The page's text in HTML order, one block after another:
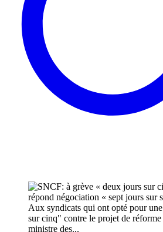
Aux syndicats qui ont opté pour
sur cinq" contre le projet de
ministre des...